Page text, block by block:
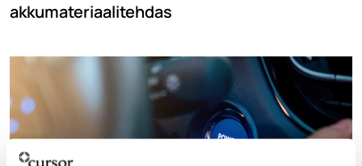
akkumateriaalitehdas